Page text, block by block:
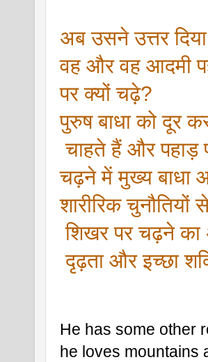
अब उसने उत्तर
वह और वह आदमी
पर क्यों चढ़े?
पुरुष बाधा को दूर
चाहते हैं और पहाड़
चढ़ने में मुख्य बाधा
शारीरिक चुनौतियों
शिखर पर चढ़ने का
दृढ़ता और इच्छा
He has some other
he loves mountains